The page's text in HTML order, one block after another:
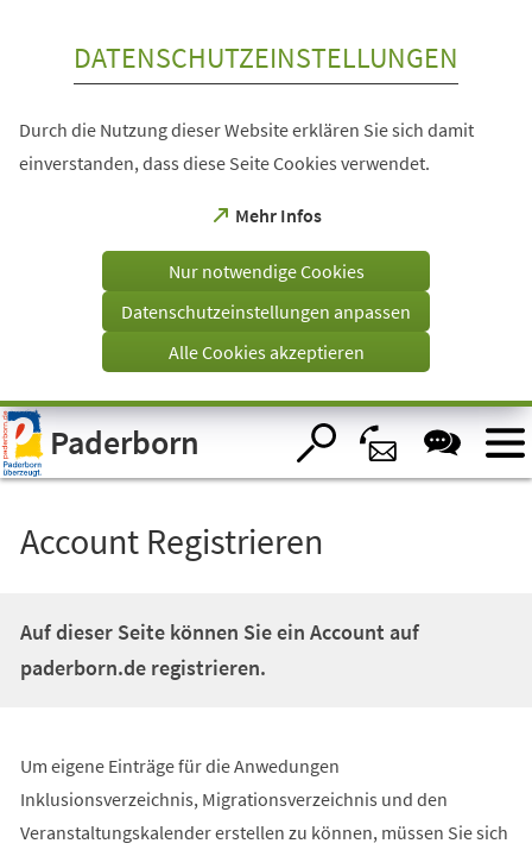
Visuelle
Assistenzsoftware
öffnen.
DATENSCHUTZEINSTELLUNGEN
Durch die Nutzung dieser Website erklären Sie sich damit
einverstanden, dass diese Seite Cookies verwendet.
Mehr Infos
(Öffnet
einem
Tab)
Nur notwendige Cookies
Datenschutzeinstellungen anpassen
Alle Cookies akzeptieren
Paderborn
Account Registrieren
Auf dieser Seite können Sie ein Account auf
paderborn.de registrieren.
Um eigene Einträge für die Anwedungen
Inklusionsverzeichnis, Migrationsverzeichnis und den
Veranstaltungskalender erstellen zu können, müssen Sie sich